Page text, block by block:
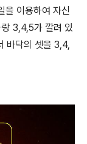
을 이용하여 자신
3,4,5가 깔려 있
바닥의 셋을 3,4,